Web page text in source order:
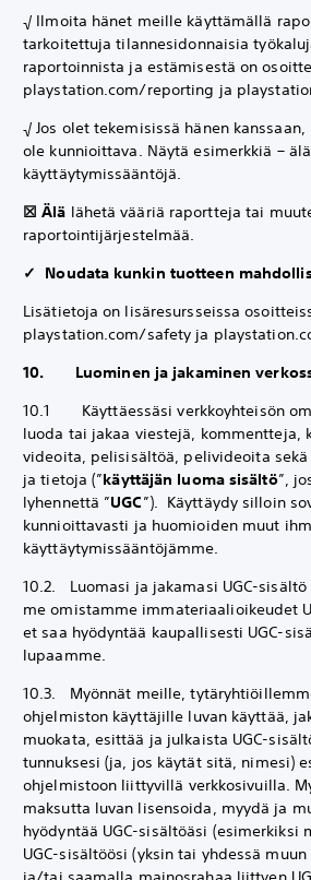
√ Ilmoita hänet meille käyttämällä
tarkoitettuja tilannesidonnaisia
raportoinnista ja estämisestä on
playstation.com/reporting ja
√ Jos olet tekemisissä hänen
ole kunnioittava. Näytä esimerkkiä –
käyttäytymissääntöjä.
☒ Älä lähetä vääriä raportteja tai
raportointijärjestelmää.
✓ Noudata kunkin tuotteen
Lisätietoja on lisäresursseissa
playstation.com/safety ja
10. Luominen ja jakaminen
10.1 Käyttäessäsi verkkoyhteisön
luoda tai jakaa viestejä, kommentteja,
videoita, pelisisältöä, pelivideoita
ja tietoja (”käyttäjän luoma sisältö”,
lyhennettä ”UGC”). Käyttäydy silloin
kunnioittavasti ja huomioiden muut
käyttäytymissääntöjämme.
10.2. Luomasi ja jakamasi UGC-
me omistamme immateriaalioikeudet
et saa hyödyntää kaupallisesti UGC-
lupaamme.
10.3. Myönnät meille,
ohjelmiston käyttäjille luvan käyttää,
muokata, esittää ja julkaista UGC-
tunnuksesi (ja, jos käytät sitä, nimesi)
ohjelmistoon liittyvillä verkkosivuilla.
maksutta luvan lisensoida, myydä ja
hyödyntää UGC-sisältöäsi (esimerkiksi
UGC-sisältöösi (yksin tai yhdessä muun